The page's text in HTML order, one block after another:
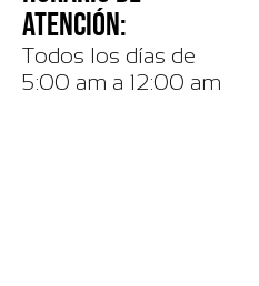
ATENCIÓN:
Todos los días de
5:00 am a 12:00 am